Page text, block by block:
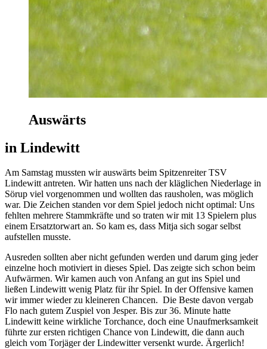
Auswärts
in Lindewitt
Am Samstag mussten wir auswärts beim Spitzenreiter TSV
Lindewitt antreten. Wir hatten uns nach der kläglichen Niederlage in
Sörup viel vorgenommen und wollten das rausholen, was möglich
war. Die Zeichen standen vor dem Spiel jedoch nicht optimal: Uns
fehlten mehrere Stammkräfte und so traten wir mit 13 Spielern plus
einem Ersatztorwart an. So kam es, dass Mitja sich sogar selbst
aufstellen musste.
Ausreden sollten aber nicht gefunden werden und darum ging jeder
einzelne hoch motiviert in dieses Spiel. Das zeigte sich schon beim
Aufwärmen. Wir kamen auch von Anfang an gut ins Spiel und
ließen Lindewitt wenig Platz für ihr Spiel. In der Offensive kamen
wir immer wieder zu kleineren Chancen. Die Beste davon vergab
Flo nach gutem Zuspiel von Jesper. Bis zur 36. Minute hatte
Lindewitt keine wirkliche Torchance, doch eine Unaufmerksamkeit
führte zur ersten richtigen Chance von Lindewitt, die dann auch
gleich vom Torjäger der Lindewitter versenkt wurde. Ärgerlich!